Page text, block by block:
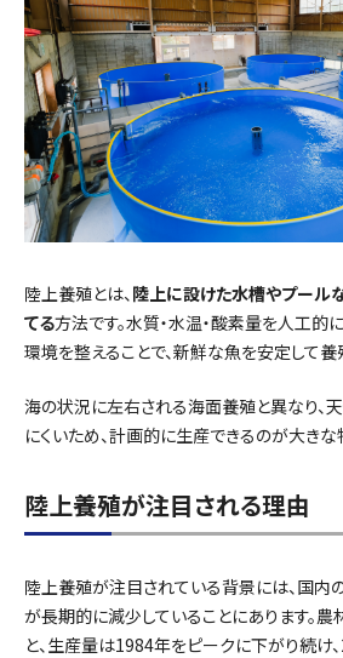
陸上養殖とは、 陸上に設けた水槽やプール
てる方法です。水質・水温・酸素量を人工的
環境を整えることで、新鮮な魚を安定して養
海の状況に左右される海面養殖と異なり、
にくいため、計画的に生産できるのが大きな
陸上養殖が注目される理由
陸上養殖が注目されている背景には、国内
が長期的に減少していることにあります。
と、生産量は1984年をピークに下がり続け